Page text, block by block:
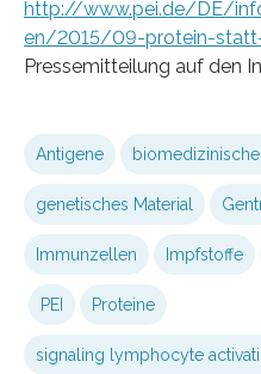
http://www.pei.de/DE/
en/2015/09-protein-
Pressemitteilung auf den
Antigene
genetisches Material
Immunzellen Impfstoffe
PEI Proteine
signaling lymphocyte